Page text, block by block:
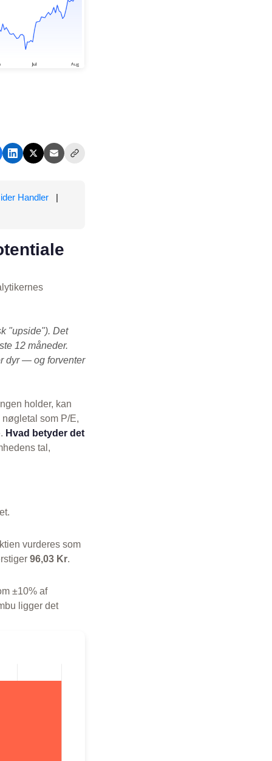
Handler |
"upside"). Det
12 måneder.
dyr — og forventer
holder, kan
som P/E,
Hvad betyder det
tal,
vurderes som
96,03 Kr.
±10% af
ligger det